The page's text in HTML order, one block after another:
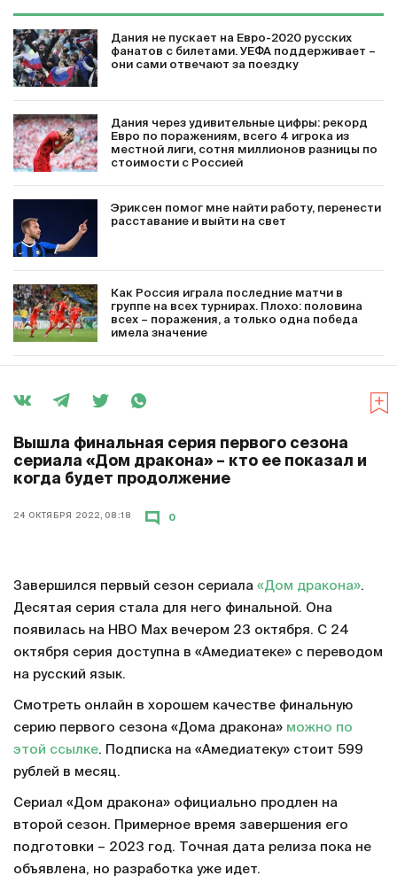
Дания не пускает на Евро-2020 русских
фанатов с билетами. УЕФА поддерживает –
они сами отвечают за поездку
Дания через удивительные цифры: рекорд
Евро по поражениям, всего 4 игрока из
местной лиги, сотня миллионов разницы по
стоимости с Россией
Эриксен помог мне найти работу, перенести
расставание и выйти на свет
Как Россия играла последние матчи в
группе на всех турнирах. Плохо: половина
всех – поражения, а только одна победа
имела значение
Вышла финальная серия первого сезона
сериала «Дом дракона» – кто ее показал и
когда будет продолжение
24 ОКТЯБРЯ 2022, 08:18 0
Завершился первый сезон сериала «Дом дракона».
Десятая серия стала для него финальной. Она
появилась на HBO Max вечером 23 октября. С 24
октября серия доступна в «Амедиатеке» с переводом
на русский язык.
Смотреть онлайн в хорошем качестве финальную
серию первого сезона «Дома дракона» можно по
этой ссылке. Подписка на «Амедиатеку» стоит 599
рублей в месяц.
Сериал «Дом дракона» официально продлен на
второй сезон. Примерное время завершения его
подготовки – 2023 год. Точная дата релиза пока не
объявлена, но разработка уже идет.